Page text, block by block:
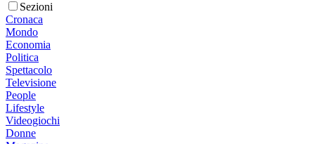
Sezioni
Cronaca
Mondo
Economia
Politica
Spettacolo
Televisione
People
Lifestyle
Videogiochi
Donne